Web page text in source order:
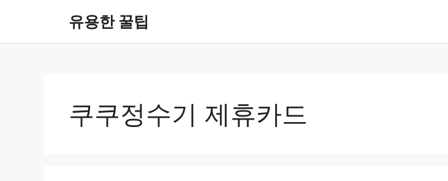
유용한 꿀팁
쿠쿠정수기 제휴카드